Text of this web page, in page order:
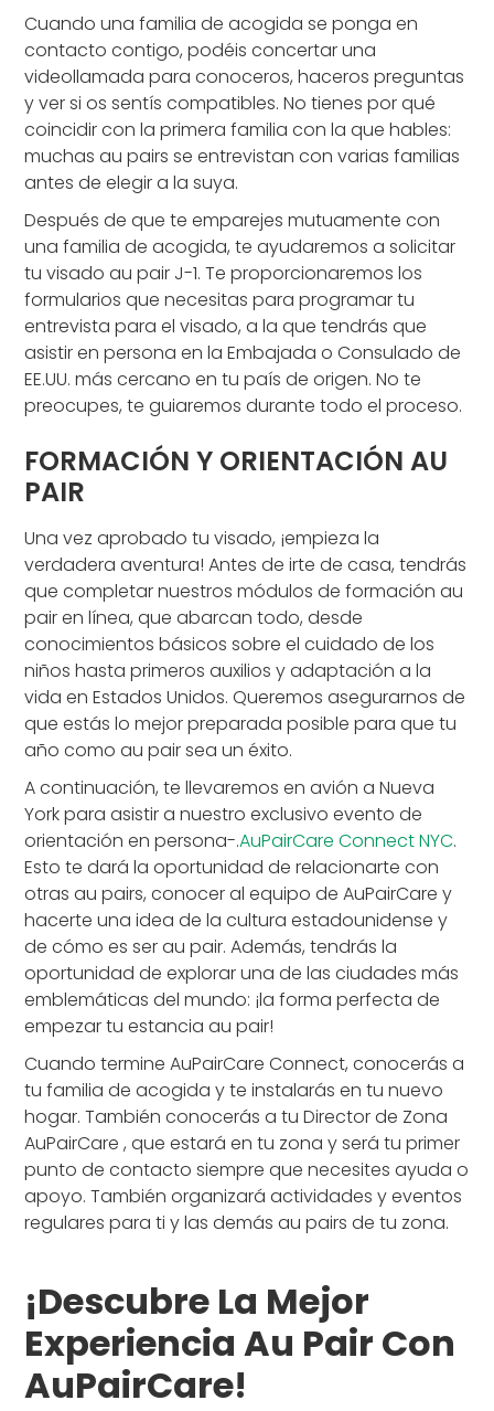
Cuando una familia de acogida se ponga en
contacto contigo, podéis concertar una
videollamada para conoceros, haceros preguntas
y ver si os sentís compatibles. No tienes por qué
coincidir con la primera familia con la que hables:
muchas au pairs se entrevistan con varias familias
antes de elegir a la suya.
Después de que te emparejes mutuamente con
una familia de acogida, te ayudaremos a solicitar
tu visado au pair J-1. Te proporcionaremos los
formularios que necesitas para programar tu
entrevista para el visado, a la que tendrás que
asistir en persona en la Embajada o Consulado de
EE.UU. más cercano en tu país de origen. No te
preocupes, te guiaremos durante todo el proceso.
FORMACIÓN Y ORIENTACIÓN AU
PAIR
Una vez aprobado tu visado, ¡empieza la
verdadera aventura! Antes de irte de casa, tendrás
que completar nuestros módulos de formación au
pair en línea, que abarcan todo, desde
conocimientos básicos sobre el cuidado de los
niños hasta primeros auxilios y adaptación a la
vida en Estados Unidos. Queremos asegurarnos de
que estás lo mejor preparada posible para que tu
año como au pair sea un éxito.
A continuación, te llevaremos en avión a Nueva
York para asistir a nuestro exclusivo evento de
orientación en persona-.AuPairCare Connect NYC.
Esto te dará la oportunidad de relacionarte con
otras au pairs, conocer al equipo de AuPairCare y
hacerte una idea de la cultura estadounidense y
de cómo es ser au pair. Además, tendrás la
oportunidad de explorar una de las ciudades más
emblemáticas del mundo: ¡la forma perfecta de
empezar tu estancia au pair!
Cuando termine AuPairCare Connect, conocerás a
tu familia de acogida y te instalarás en tu nuevo
hogar. También conocerás a tu Director de Zona
AuPairCare , que estará en tu zona y será tu primer
punto de contacto siempre que necesites ayuda o
apoyo. También organizará actividades y eventos
regulares para ti y las demás au pairs de tu zona.
¡Descubre La Mejor
Experiencia Au Pair Con
AuPairCare!